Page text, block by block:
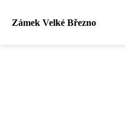
Zámek Velké Březno